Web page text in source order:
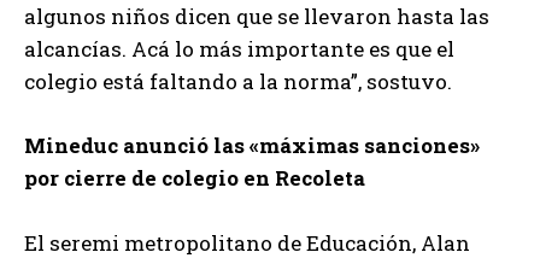
algunos niños dicen que se llevaron hasta las
alcancías. Acá lo más importante es que el
colegio está faltando a la norma”, sostuvo.
Mineduc anunció las «máximas sanciones»
por cierre de colegio en Recoleta
El seremi metropolitano de Educación, Alan